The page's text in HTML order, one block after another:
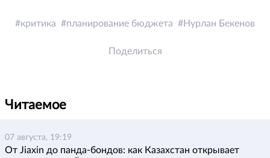
критика планирование бюджета Нурлан Бекенов
Поделиться
Читаемое
07 августа, 19:19
От Jiaxin до панда-бондов: как Казахстан открывает